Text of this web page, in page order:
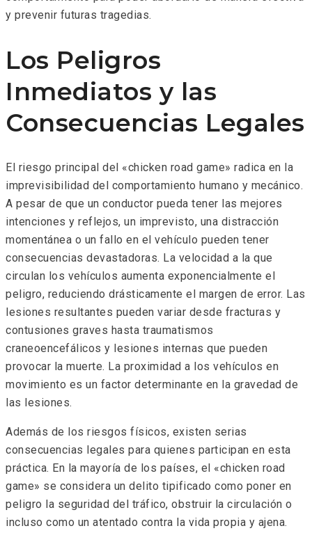
y prevenir futuras tragedias.
Los Peligros
Inmediatos y las
Consecuencias Legales
El riesgo principal del «chicken road game» radica en la
imprevisibilidad del comportamiento humano y mecánico.
A pesar de que un conductor pueda tener las mejores
intenciones y reflejos, un imprevisto, una distracción
momentánea o un fallo en el vehículo pueden tener
consecuencias devastadoras. La velocidad a la que
circulan los vehículos aumenta exponencialmente el
peligro, reduciendo drásticamente el margen de error. Las
lesiones resultantes pueden variar desde fracturas y
contusiones graves hasta traumatismos
craneoencefálicos y lesiones internas que pueden
provocar la muerte. La proximidad a los vehículos en
movimiento es un factor determinante en la gravedad de
las lesiones.
Además de los riesgos físicos, existen serias
consecuencias legales para quienes participan en esta
práctica. En la mayoría de los países, el «chicken road
game» se considera un delito tipificado como poner en
peligro la seguridad del tráfico, obstruir la circulación o
incluso como un atentado contra la vida propia y ajena.